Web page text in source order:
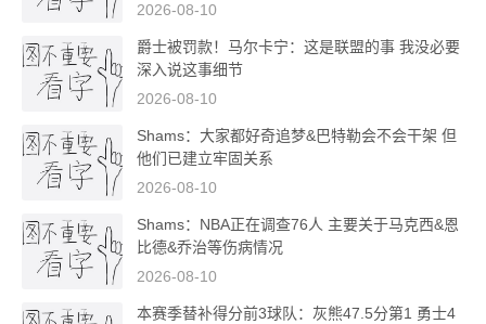
2026-08-10
爵士被罚款！马尔卡宁：这是联盟的事 我没必要
深入说这事细节
2026-08-10
Shams：大家都好奇追梦&巴特勒会不会干架 但
他们已建立牢固关系
2026-08-10
Shams：NBA正在调查76人 主要关于马克西&恩
比德&乔治等伤病情况
2026-08-10
本赛季替补得分前3球队：灰熊47.5分第1 勇士4